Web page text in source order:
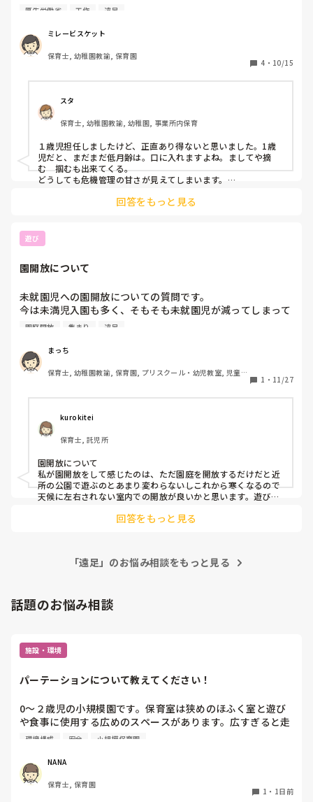
み込む危険がある
という、厚労省や安全協会の安全基準（誤飲チェッカー基
準）があります。
「3cm以下は置かないでください」と一律でルール化してい
るところが多いと思います。
今日の出来事で、明日紙を箱に入れて、その上で絵の具をつ
けたビー玉またはどんぐりを転がして、転がしアートをした
いと一歳児の担任が言っていました。
ビー玉は転がるスピードも速いし、製作の道具として使うに
は危ないよね。と話したら
ものだと思っている、子どもの人数は二人ずつやろうと思
とのことでした。
数を少なくするとか、そう言う問題じゃなくて、3センチ以
許されない。とのことでした。
主幹の先生にも、やるならカラーボールでしたらいいよ、と
アドバイスをもらいました。
もういいです〜丸いカラーボールがないから違うのにしま
す。と言われました。
園長の決まりがあるっていうのも分かるけど、製作で使いた
っぱり否定された気持ちになってしまうようで、伝え方が難
しいなあと日々思います。
帰りに思い出したのですが家にカラーボールがあるから明日
持って行って、せっかく考えてくれたしやろうよ、と伝えた
いです。
そこで皆さんにお聞きしたいのですが、
例えばどんぐりを遠足で拾ってくるのは自然物に触れると言
う意味で園としてはよいとされていることが多いですよね。
幼児はどんぐりをダンボールに貼るなどして秋は製作を楽し
どこからどこまでが良いのかすごく疑問に思ってしまいまし
厚生労働省 工作 遠足
ミレービスケット
保育士, 幼稚園教諭, 保育園
4 ・ 10/15
スタ
保育士, 幼稚園教諭, 幼稚園, 事業所内保育
１歳児担任しましたけど、正直あり得ないと思いました。1歳
児だと、まだまだ低月齢は。口に入れますよね。ましてや摘
む　掴むも出来てくる。
どうしても危機管理の甘さが見えてしまいます。
ょうか？どちらにしても誤飲する年齢には秋の素材は難しいで
めんどくさい事を言えば、衛生的にどうなのか？なんてことも
でできます。アレルギーなんて言葉も出てきます。
ときに自分の事を説明できません。
た。
慎重すぎるぐらいですが、安全に越したことないです。
回答をもっと見る
遊び
園開放について
未就園児への園開放についての質問です。
今は未満児入園も多く、そもそも未就園児が減ってしまって
いることが原因かとは思いますが、園開放利用者が減ってい
電車遠足のイベントは好評でしたが、普段の保育だけだとな
かなか集まりません。
皆さんのところでこんなことをしたら良かった！というイベ
園庭開放 集まり 遠足
まっち
保育士, 幼稚園教諭, 保育園, プリスクール・幼児教室, 児童発
1 ・ 11/27
kurokitei
保育士, 託児所
園開放について
私が園開放をして感じたのは、ただ園庭を開放するだけだと近
所の公園で遊ぶのとあまり変わらないしこれから寒くなるので
天候に左右されない室内での開放が良いかと思います。遊びに
さんなら歌と手遊びとか年長さんは楽器演奏をしたら結構集ま
披露するなら告知していた園開放の日の午前中が良いかと思い
禍前の話で申し訳ないです。
回答をもっと見る
「遠足」のお悩み相談をもっと見る
話題のお悩み相談
施設・環境
パーテーションについて教えてください！
0〜２歳児の小規模園です。保育室は狭めのほふく室と遊び
や食事に使用する広めのスペースがあります。広すぎると走
り回ったりして落ち着かないので、活動によってパーテーシ
うな素材で軽いので、ちょっと体が当たると倒れたり、つか
まり立ちが不安定な子にとっては共倒れになったりで危険で
す。かと言って固定してしまうと活動によって柔軟に移動す
環境構成 安全 小規模保育園
NANA
保育士, 保育園
1 ・ 1日前